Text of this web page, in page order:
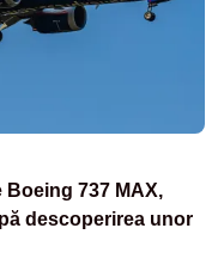
737 MAX,
descoperirea unor